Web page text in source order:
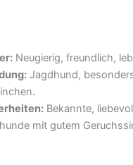
Neugierig, freundlich,
Jagdhund,
Bekannte,
mit gutem